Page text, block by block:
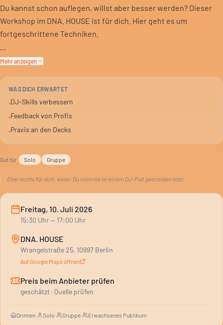
Du kannst schon auflegen, willst aber besser werden? Dieser
Workshop im DNA. HOUSE ist für dich. Hier geht es um
fortgeschrittene Techniken.
CZECH STRINGS zeigt dir, wie du harmonisch mischst und
direkt an den Decks.
Bring deine eigene Musik mit und leg los. Du bekommst
als nur die Basics draufhaben.
Mehr anzeigen
WAS DICH ERWARTET
•DJ-Skills verbessern
•Feedback von Profis
•Praxis an den Decks
Gut für Solo Gruppe
Eher nichts für dich, wenn: Du noch nie an einem DJ-Pult gestanden hast.
Freitag, 10. Juli 2026
15:30 Uhr— 17:00 Uhr
DNA. HOUSE
Wrangelstraße 25, 10997 Berlin
Auf Google Maps öffnen
Preis beim Anbieter prüfen
geschätzt · Quelle prüfen
Drinnen· Solo· Gruppe· Erwachsenes Publikum